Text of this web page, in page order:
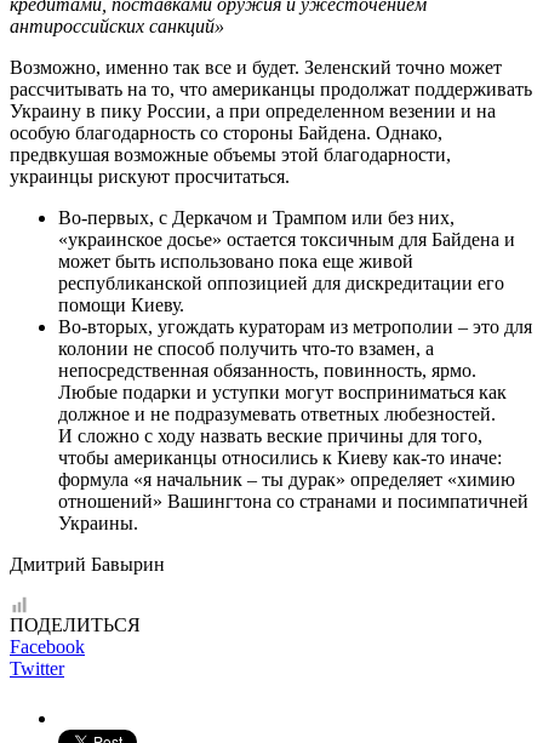
кредитами, поставками оружия и ужесточением
антироссийских санкций»
Возможно, именно так все и будет. Зеленский точно может
рассчитывать на то, что американцы продолжат поддерживать
Украину в пику России, а при определенном везении и на
особую благодарность со стороны Байдена. Однако,
предвкушая возможные объемы этой благодарности,
украинцы рискуют просчитаться.
Во-первых, с Деркачом и Трампом или без них,
«украинское досье» остается токсичным для Байдена и
может быть использовано пока еще живой
республиканской оппозицией для дискредитации его
помощи Киеву.
Во-вторых, угождать кураторам из метрополии – это для
колонии не способ получить что-то взамен, а
непосредственная обязанность, повинность, ярмо.
Любые подарки и уступки могут восприниматься как
должное и не подразумевать ответных любезностей.
И сложно с ходу назвать веские причины для того,
чтобы американцы относились к Киеву как-то иначе:
формула «я начальник – ты дурак» определяет «химию
отношений» Вашингтона со странами и посимпатичней
Украины.
Дмитрий Бавырин
ПОДЕЛИТЬСЯ
Facebook
Twitter